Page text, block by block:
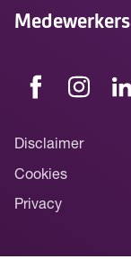
Medewerkers
Disclaimer
Cookies
Privacy